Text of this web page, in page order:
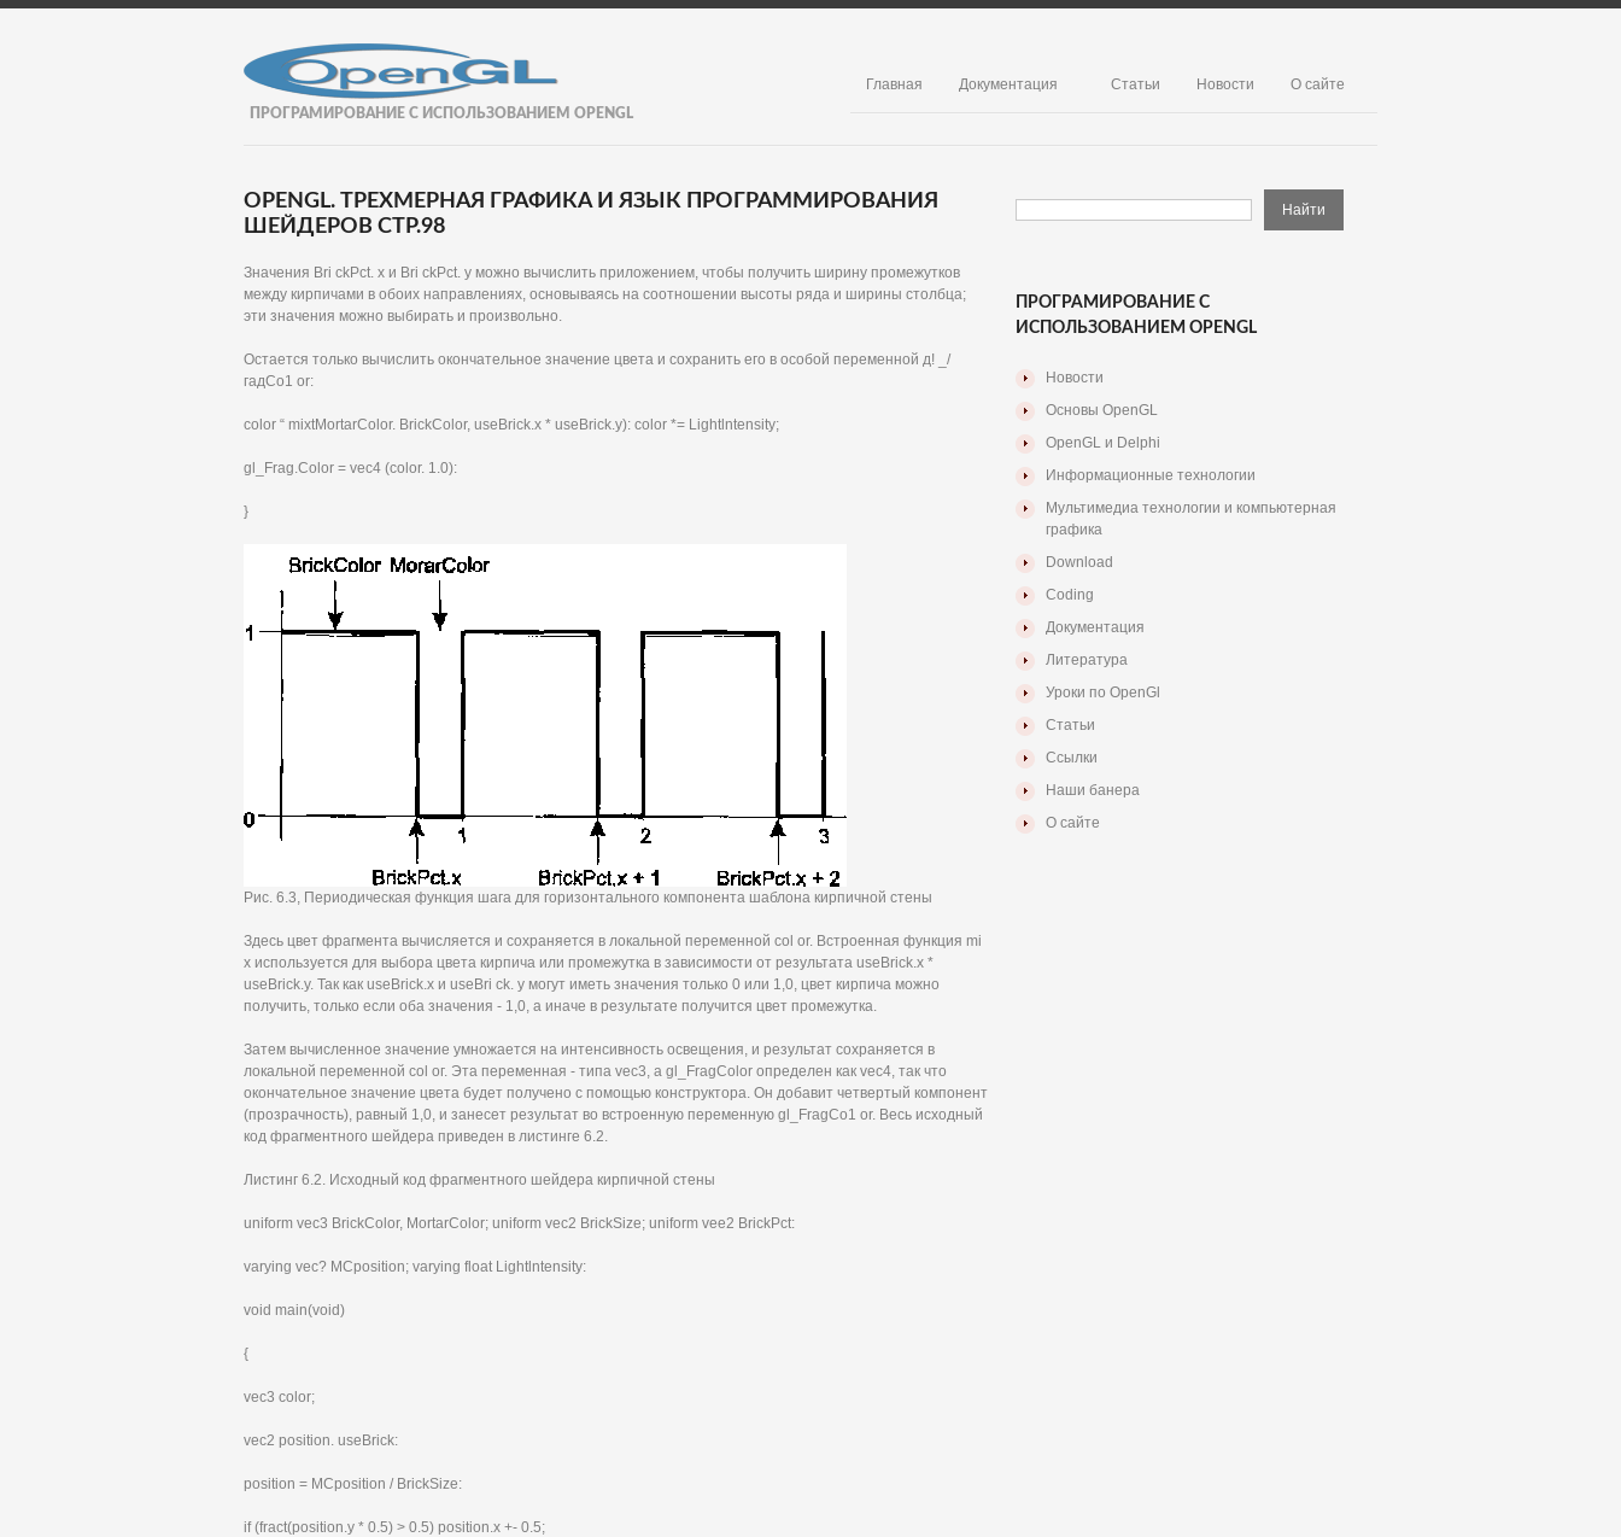
ПРОГРАМИРОВАНИЕ С ИСПОЛЬЗОВАНИЕМ OPENGL
Главная Документация Статьи Новости О сайте
OPENGL. ТРЕХМЕРНАЯ ГРАФИКА И ЯЗЫК ПРОГРАММИРОВАНИЯ
ШЕЙДЕРОВ СТР.98
Значения Bri ckPct. х и Bri ckPct. у можно вычислить приложением, чтобы получить ширину промежутков
между кирпичами в обоих направлениях, основываясь на соотношении высоты ряда и ширины столбца;
эти значения можно выбирать и произвольно.
Остается только вычислить окончательное значение цвета и сохранить его в особой переменной д! _/
гадСо1 or:
color “ mixtMortarColor. BrickColor, useBrick.x * useBrick.y): color *= Lightlntensity;
gl_Frag.Color = vec4 (color. 1.0):
}
Рис. 6.3, Периодическая функция шага для горизонтального компонента шаблона кирпичной стены
Здесь цвет фрагмента вычисляется и сохраняется в локальной переменной col or. Встроенная функция mi
х используется для выбора цвета кирпича или промежутка в зависимости от результата useBrick.х *
useBrick.у. Так как useBrick.х и useBri ck. у могут иметь значения только 0 или 1,0, цвет кирпича можно
получить, только если оба значения - 1,0, а иначе в результате получится цвет промежутка.
Затем вычисленное значение умножается на интенсивность освещения, и результат сохраняется в
локальной переменной col ог. Эта переменная - типа vec3, a gl_FragColor определен как vec4, так что
окончательное значение цвета будет получено с помощью конструктора. Он добавит четвертый компонент
(прозрачность), равный 1,0, и занесет результат во встроенную переменную gl_FragCo1 or. Весь исходный
код фрагментного шейдера приведен в листинге 6.2.
Листинг 6.2. Исходный код фрагментного шейдера кирпичной стены
uniform vec3 BrickColor, MortarColor; uniform vec2 BrickSize; uniform vee2 BrickPct:
varying vec? MCposition; varying float Lightlntensity:
void main(void)
{
vec3 color;
vec2 position. useBrick:
position = MCposition / BrickSize:
if (fract(position.y * 0.5) > 0.5) position.x +- 0.5;
ПРОГРАМИРОВАНИЕ С
ИСПОЛЬЗОВАНИЕМ OPENGL
Новости
Основы OpenGL
OpenGL и Delphi
Информационные технологии
Мультимедиа технологии и компьютерная
графика
Download
Coding
Документация
Литература
Уроки по OpenGl
Статьи
Ссылки
Наши банера
О сайте